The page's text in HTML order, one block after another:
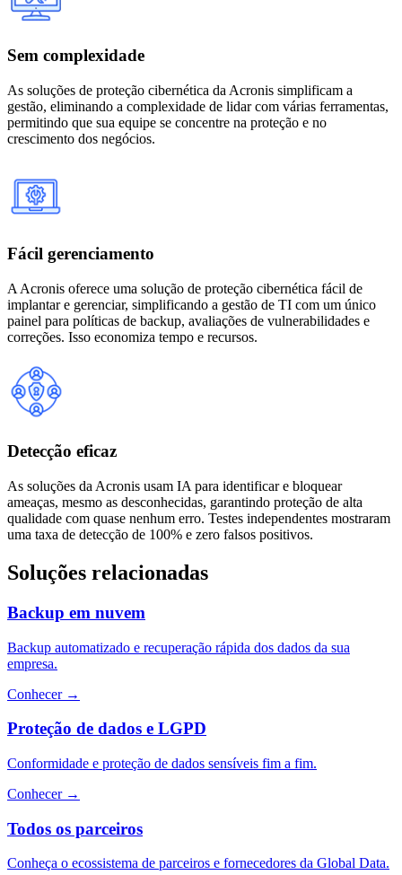
Sem complexidade
As soluções de proteção cibernética da Acronis simplificam a
gestão, eliminando a complexidade de lidar com várias ferramentas,
permitindo que sua equipe se concentre na proteção e no
crescimento dos negócios.
Fácil gerenciamento
A Acronis oferece uma solução de proteção cibernética fácil de
implantar e gerenciar, simplificando a gestão de TI com um único
painel para políticas de backup, avaliações de vulnerabilidades e
correções. Isso economiza tempo e recursos.
Detecção eficaz
As soluções da Acronis usam IA para identificar e bloquear
ameaças, mesmo as desconhecidas, garantindo proteção de alta
qualidade com quase nenhum erro. Testes independentes mostraram
uma taxa de detecção de 100% e zero falsos positivos.
Soluções relacionadas
Backup em nuvem
Backup automatizado e recuperação rápida dos dados da sua
empresa.
Conhecer →
Proteção de dados e LGPD
Conformidade e proteção de dados sensíveis fim a fim.
Conhecer →
Todos os parceiros
Conheça o ecossistema de parceiros e fornecedores da Global Data.